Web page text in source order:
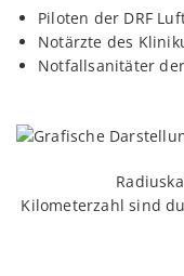
Piloten der DRF
Notärzte des
Notfallsanitäter
Kilometerzahl sind